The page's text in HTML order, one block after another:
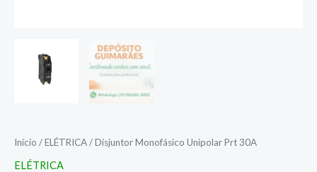
Início /ELÉTRICA/ Disjuntor Monofásico Unipolar Prt 30A
ELÉTRICA